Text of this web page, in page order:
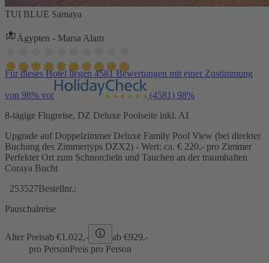
TUI BLUE Samaya
Ägypten - Marsa Alam
Für dieses Hotel liegen 4581 Bewertungen mit einer Zustimmung
von 98% vor (4581) 98%
8-tägige Flugreise, DZ Deluxe Poolseite inkl. AI
Upgrade auf Doppelzimmer Deluxe Family Pool View (bei direkter
Buchung des Zimmertyps DZX2) - Wert: ca. € 220,- pro Zimmer
Perfekter Ort zum Schnorcheln und Tauchen an der traumhaften
Coraya Bucht
253527Bestellnr.:
Pauschalreise
Alter Preisab €1.022,- ab €929,-
pro PersonPreis pro Person